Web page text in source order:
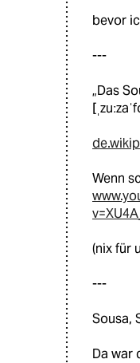
bevor
---
„Das
Wenn
(nix für
---
Sousa,
Da war